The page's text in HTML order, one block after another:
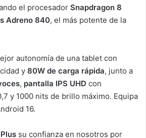
el procesador Snapdragon 8
Adreno 840, el más potente de la
autonomía de una tablet con
y 80W de carga rápida, junto a
, pantalla IPS UHD con
y 1000 nits de brillo máximo. Equipa
16.
su confianza en nosotros por